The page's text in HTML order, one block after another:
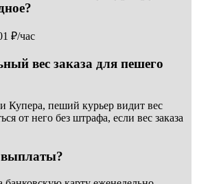
₽/час
вес заказа для пешего
Купера, пеший курьер видит вес
от него без штрафа, если вес заказа
выплаты?